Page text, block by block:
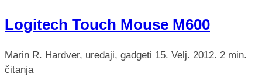
Logitech Touch Mouse M600
Marin R. Hardver, uređaji, gadgeti 15. Velj. 2012. 2 min.
čitanja